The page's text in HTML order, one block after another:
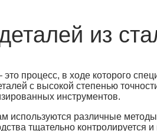
из
процесс, в ходе которого
с высокой степенью
инструментов.
используются различные
тщательно